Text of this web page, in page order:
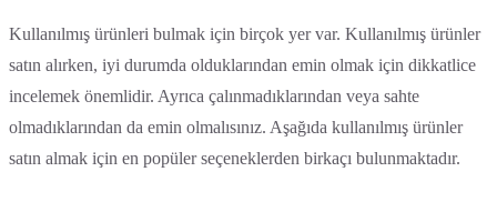
Kullanılmış ürünleri bulmak için birçok yer var. Kullanılmış ürünler
satın alırken, iyi durumda olduklarından emin olmak için dikkatlice
incelemek önemlidir. Ayrıca çalınmadıklarından veya sahte
olmadıklarından da emin olmalısınız. Aşağıda kullanılmış ürünler
satın almak için en popüler seçeneklerden birkaçı bulunmaktadır.